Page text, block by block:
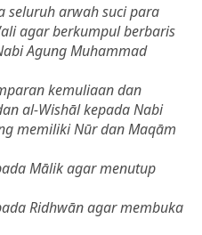
seluruh arwah suci para
agar berkumpul berbaris
Agung Muhammad
kemuliaan dan
al-Wishāl kepada Nabi
memiliki Nūr dan Maqām
Mālik agar menutup
Ridhwān agar membuka